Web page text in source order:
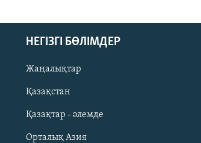
НЕГІЗГІ БӨЛІМДЕР
Жаңалықтар
Қазақстан
Қазақтар - әлемде
Орталық Азия